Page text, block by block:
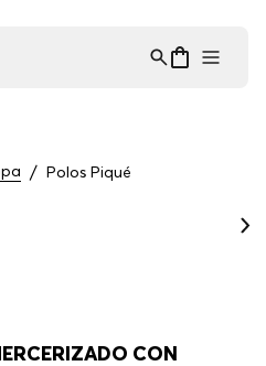
Polos Piqué
CON
⋮